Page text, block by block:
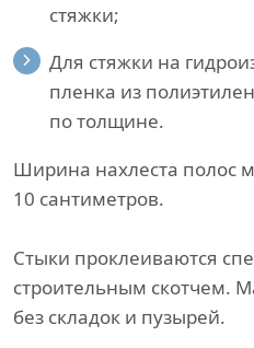
стяжки;
Для стяжки на
пленка из
по толщине.
Ширина нахлеста полос
10 сантиметров.
Стыки проклеиваются
строительным скотчем.
без складок и пузырей.